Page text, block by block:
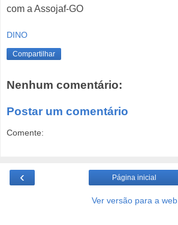
com a Assojaf-GO
DINO
Compartilhar
Nenhum comentário:
Postar um comentário
Comente:
‹ Página inicial
Ver versão para a web